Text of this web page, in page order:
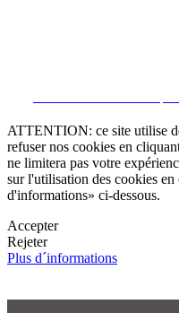
ATTENTION: ce site utilise
refuser nos cookies en
ne limitera pas votre
sur l'utilisation des cookies
d'informations» ci-dessous.
Accepter
Rejeter
Plus d´informations